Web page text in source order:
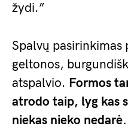
žydi.”
Spalvų pasirinkimas
geltonos,
atspalvio. Formos
atrodo taip, lyg kas
niekas nieko nedarė.